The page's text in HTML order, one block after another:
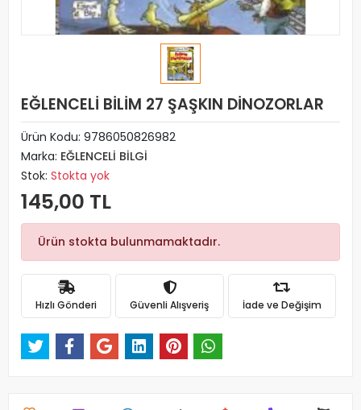
EĞLENCELİ BİLİM 27 ŞAŞKIN DİNOZORLAR
Ürün Kodu: 9786050826982
Marka: EĞLENCELİ BİLGİ
Stok: Stokta yok
145,00 TL
Ürün stokta bulunmamaktadır.
Hızlı Gönderi Güvenli Alışveriş İade ve Değişim